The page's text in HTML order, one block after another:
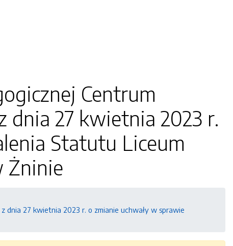
Centrum
dnia 27 kwietnia 2023 r.
Statutu Liceum
Żninie
dnia 27 kwietnia 2023 r. o zmianie uchwały w sprawie